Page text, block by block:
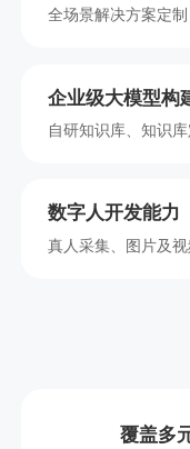
全场景解决方案定
企业级大模型构
自研知识库、知识
数字人开发能力
真人采集、图片及
覆盖多